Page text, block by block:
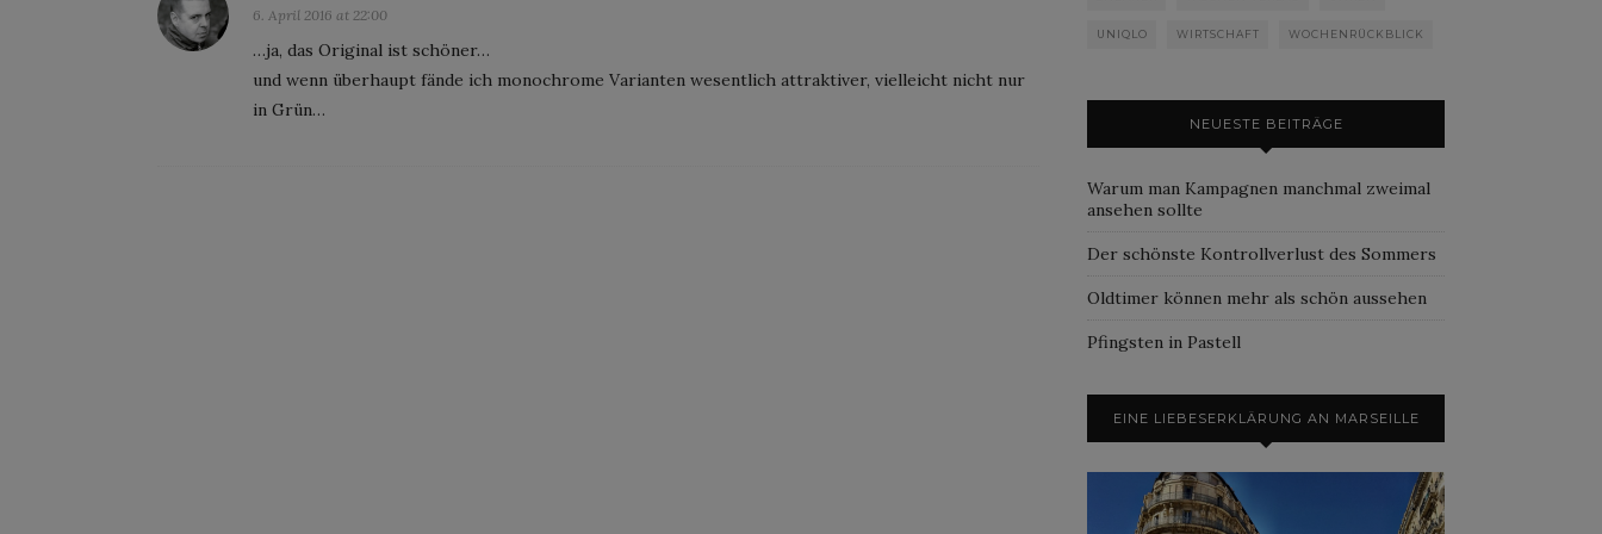
6. April 2016 at 22:00
…ja, das Original ist schöner…
und wenn überhaupt fände ich monochrome Varianten wesentlich attraktiver, vielleicht nicht nur
in Grün…
UNIQLO WIRTSCHAFT WOCHENRÜCKBLICK
NEUESTE BEITRÄGE
Warum man Kampagnen manchmal zweimal
ansehen sollte
Der schönste Kontrollverlust des Sommers
Oldtimer können mehr als schön aussehen
Pfingsten in Pastell
EINE LIEBESERKLÄRUNG AN MARSEILLE